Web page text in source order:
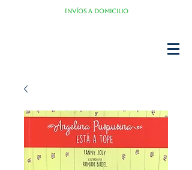
Envíos a domicilio